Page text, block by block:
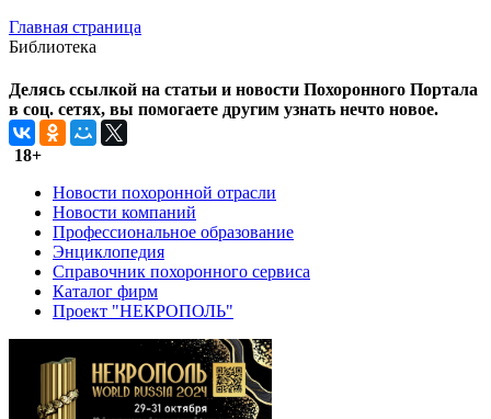
Главная страница
Библиотека
Делясь ссылкой на статьи и новости Похоронного Портала
в соц. сетях, вы помогаете другим узнать нечто новое.
18+
Новости похоронной отрасли
Новости компаний
Профессиональное образование
Энциклопедия
Справочник похоронного сервиса
Каталог фирм
Проект "НЕКРОПОЛЬ"